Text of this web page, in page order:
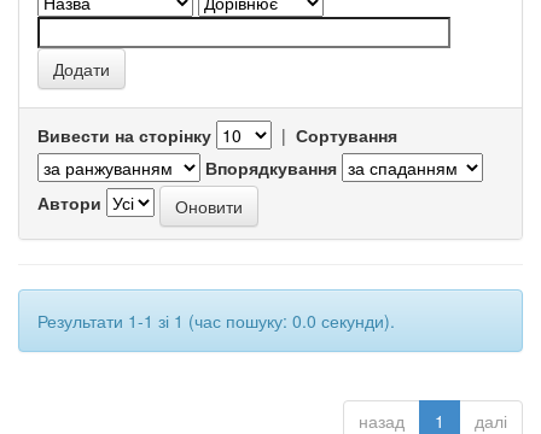
Вивести на сторінку | Сортування
Впорядкування
Автори
Результати 1-1 зі 1 (час пошуку: 0.0 секунди).
назад 1 далі